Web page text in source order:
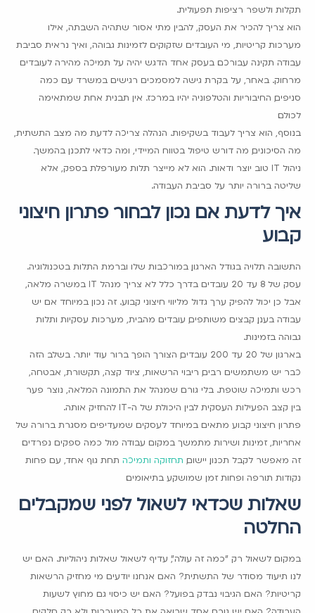
תקלות ולשפר רציפות תפעולית.
הוא צריך להכיר את העסק, להבין מתי אסור שתהיה השבתה, אילו
מערכות קריטיות, מי העובדים שזקוקים לזמינות גבוהה, ואיך נראית סביבת
עבודה תקינה עבורכם. בעסק אחד הדגש יהיה על תמיכה מהירה לעובדים
מרחוק. באחר, על בקרת גישה למסמכים רגישים. במשרד עם כמה
סניפים, החיבוריות והטלפוניה יהיו במרכז. אין תבנית אחת שמתאימה
לכולם.
בנוסף, הוא צריך לעבוד בשקיפות. הנהלה צריכה לדעת מה מצב התשתית,
מה הסיכונים, מה דורש טיפול בטווח המיידי, ומה כדאי לתכנן בהמשך.
ניהול IT טוב יוצר ודאות. הוא לא מייצר תלות מעורפלת בספק, אלא
שליטה ברורה יותר על סביבת העבודה.
איך לדעת אם נכון לבחור פתרון חיצוני
קבוע
התשובה תלויה בגודל הארגון, במורכבות שלו וברמת התלות בטכנולוגיה.
עסק של 8 עד 20 עובדים בדרך כלל לא צריך מנהל IT במשרה מלאה,
אבל כן יכול להפיק ערך גדול מליווי חיצוני קבוע. זה נכון במיוחד אם יש
עבודה בענן, קבצים משותפים, עובדים מהבית, מערכות עסקיות ותלות
גבוהה בזמינות.
בארגון של 20 עד 200 עובדים, הצורך הופך ברור עוד יותר. בשלב הזה
כבר יש משתמשים רבים, ריבוי הרשאות, ציוד קצה, תקשורת, אבטחה,
רכש ותמיכה שוטפת. בלי גורם שמנהל את התמונה המלאה, נוצר פער
בין קצב הפעילות העסקית לבין היכולת של ה-IT להחזיק אותה.
פתרון חיצוני קבוע מתאים במיוחד לעסקים שמעדיפים מסגרת ברורה של
אחריות, זמינות ושירות מתמשך במקום עבודה מול כמה ספקים נפרדים.
זה מאפשר לקבל תכנון, יישום, תחזוקה ותמיכה תחת גוף אחד, עם פחות
נקודות תורפה ופחות זמן שמושקע בתיאומים.
שאלות שכדאי לשאול לפני שמקבלים
החלטה
במקום לשאול רק "כמה זה עולה", עדיף לשאול שאלות ניהוליות. האם יש
לנו תיעוד מסודר של התשתית? האם אנחנו יודעים מי מחזיק הרשאות
קריטיות? האם הגיבוי נבדק בפועל? האם יש כיסוי גם מחוץ לשעות